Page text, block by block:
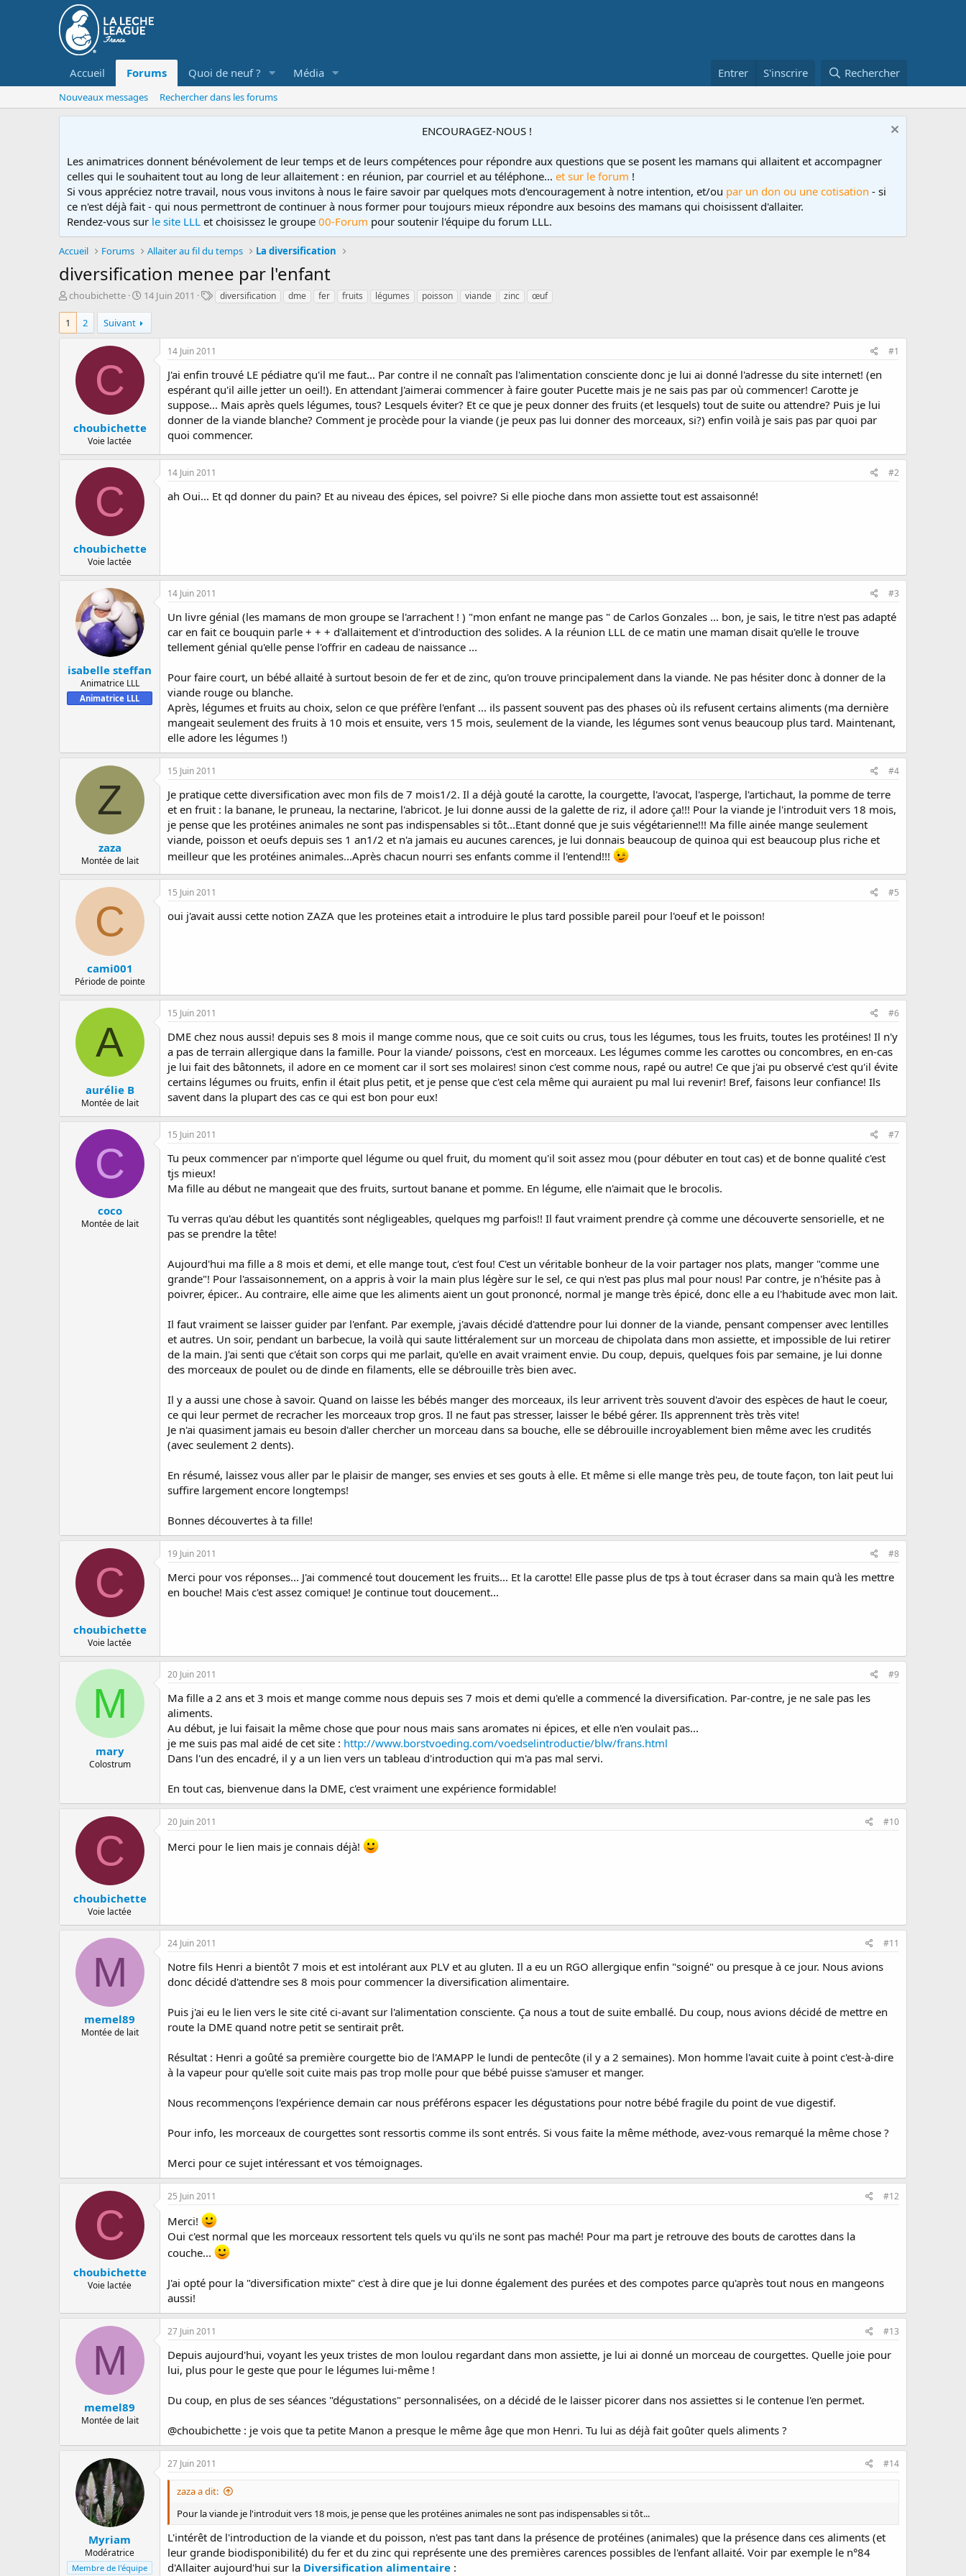
Accueil Forums Quoi de neuf ? Média Entrer S'inscrire Rechercher
Nouveaux messages Rechercher dans les forums
ENCOURAGEZ-NOUS !
Les animatrices donnent bénévolement de leur temps et de leurs compétences pour répondre aux questions que se posent les mamans qui allaitent et accompagner
celles qui le souhaitent tout au long de leur allaitement : en réunion, par courriel et au téléphone... et sur le forum !
Si vous appréciez notre travail, nous vous invitons à nous le faire savoir par quelques mots d'encouragement à notre intention, et/ou par un don ou une cotisation - si
ce n'est déjà fait - qui nous permettront de continuer à nous former pour toujours mieux répondre aux besoins des mamans qui choisissent d'allaiter.
Rendez-vous sur le site LLL et choisissez le groupe 00-Forum pour soutenir l'équipe du forum LLL.
Accueil Forums Allaiter au fil du temps La diversification
diversification menee par l'enfant
D
m
a
choubichette
D
e
d
é
t
14 Juin 2011
Tdiversification dme fer fruits légumes poisson viande zinc œuf
1 2 Suivant
C
choubichette
Voie lactée
14 Juin 2011 #1
J'ai enfin trouvé LE pédiatre qu'il me faut... Par contre il ne connaît pas l'alimentation consciente donc je lui ai donné l'adresse du site internet! (en
espérant qu'il aille jetter un oeil!). En attendant J'aimerai commencer à faire gouter Pucette mais je ne sais pas par où commencer! Carotte je
suppose... Mais après quels légumes, tous? Lesquels éviter? Et ce que je peux donner des fruits (et lesquels) tout de suite ou attendre? Puis je lui
donner de la viande blanche? Comment je procède pour la viande (je peux pas lui donner des morceaux, si?) enfin voilà je sais pas par quoi par
quoi commencer.
C
choubichette
Voie lactée
14 Juin 2011 #2
ah Oui... Et qd donner du pain? Et au niveau des épices, sel poivre? Si elle pioche dans mon assiette tout est assaisonné!
isabelle steffan
Animatrice LLL
Animatrice LLL
14 Juin 2011 #3
Un livre génial (les mamans de mon groupe se l'arrachent ! ) "mon enfant ne mange pas " de Carlos Gonzales ... bon, je sais, le titre n'est pas adapté
car en fait ce bouquin parle + + + d'allaitement et d'introduction des solides. A la réunion LLL de ce matin une maman disait qu'elle le trouve
tellement génial qu'elle pense l'offrir en cadeau de naissance ...
Pour faire court, un bébé allaité à surtout besoin de fer et de zinc, qu'on trouve principalement dans la viande. Ne pas hésiter donc à donner de la
viande rouge ou blanche.
Après, légumes et fruits au choix, selon ce que préfère l'enfant ... ils passent souvent pas des phases où ils refusent certains aliments (ma dernière
mangeait seulement des fruits à 10 mois et ensuite, vers 15 mois, seulement de la viande, les légumes sont venus beaucoup plus tard. Maintenant,
elle adore les légumes !)
Z
zaza
Montée de lait
15 Juin 2011 #4
Je pratique cette diversification avec mon fils de 7 mois1/2. Il a déjà gouté la carotte, la courgette, l'avocat, l'asperge, l'artichaut, la pomme de terre
et en fruit : la banane, le pruneau, la nectarine, l'abricot. Je lui donne aussi de la galette de riz, il adore ça!!! Pour la viande je l'introduit vers 18 mois,
je pense que les protéines animales ne sont pas indispensables si tôt...Etant donné que je suis végétarienne!!! Ma fille ainée mange seulement
viande, poisson et oeufs depuis ses 1 an1/2 et n'a jamais eu aucunes carences, je lui donnais beaucoup de quinoa qui est beaucoup plus riche et
meilleur que les protéines animales...Après chacun nourri ses enfants comme il l'entend!!!
C
cami001
Période de pointe
15 Juin 2011 #5
oui j'avait aussi cette notion ZAZA que les proteines etait a introduire le plus tard possible pareil pour l'oeuf et le poisson!
A
aurélie B
Montée de lait
15 Juin 2011 #6
DME chez nous aussi! depuis ses 8 mois il mange comme nous, que ce soit cuits ou crus, tous les légumes, tous les fruits, toutes les protéines! Il n'y
a pas de terrain allergique dans la famille. Pour la viande/ poissons, c'est en morceaux. Les légumes comme les carottes ou concombres, en en-cas
je lui fait des bâtonnets, il adore en ce moment car il sort ses molaires! sinon c'est comme nous, rapé ou autre! Ce que j'ai pu observé c'est qu'il évite
certains légumes ou fruits, enfin il était plus petit, et je pense que c'est cela même qui auraient pu mal lui revenir! Bref, faisons leur confiance! Ils
savent dans la plupart des cas ce qui est bon pour eux!
C
coco
Montée de lait
15 Juin 2011 #7
Tu peux commencer par n'importe quel légume ou quel fruit, du moment qu'il soit assez mou (pour débuter en tout cas) et de bonne qualité c'est
tjs mieux!
Ma fille au début ne mangeait que des fruits, surtout banane et pomme. En légume, elle n'aimait que le brocolis.
Tu verras qu'au début les quantités sont négligeables, quelques mg parfois!! Il faut vraiment prendre çà comme une découverte sensorielle, et ne
pas se prendre la tête!
Aujourd'hui ma fille a 8 mois et demi, et elle mange tout, c'est fou! C'est un véritable bonheur de la voir partager nos plats, manger "comme une
grande"! Pour l'assaisonnement, on a appris à voir la main plus légère sur le sel, ce qui n'est pas plus mal pour nous! Par contre, je n'hésite pas à
poivrer, épicer.. Au contraire, elle aime que les aliments aient un gout prononcé, normal je mange très épicé, donc elle a eu l'habitude avec mon lait.
Il faut vraiment se laisser guider par l'enfant. Par exemple, j'avais décidé d'attendre pour lui donner de la viande, pensant compenser avec lentilles
et autres. Un soir, pendant un barbecue, la voilà qui saute littéralement sur un morceau de chipolata dans mon assiette, et impossible de lui retirer
de la main. J'ai senti que c'était son corps qui me parlait, qu'elle en avait vraiment envie. Du coup, depuis, quelques fois par semaine, je lui donne
des morceaux de poulet ou de dinde en filaments, elle se débrouille très bien avec.
Il y a aussi une chose à savoir. Quand on laisse les bébés manger des morceaux, ils leur arrivent très souvent d'avoir des espèces de haut le coeur,
ce qui leur permet de recracher les morceaux trop gros. Il ne faut pas stresser, laisser le bébé gérer. Ils apprennent très très vite!
Je n'ai quasiment jamais eu besoin d'aller chercher un morceau dans sa bouche, elle se débrouille incroyablement bien même avec les crudités
(avec seulement 2 dents).
En résumé, laissez vous aller par le plaisir de manger, ses envies et ses gouts à elle. Et même si elle mange très peu, de toute façon, ton lait peut lui
suffire largement encore longtemps!
Bonnes découvertes à ta fille!
C
choubichette
Voie lactée
19 Juin 2011 #8
Merci pour vos réponses... J'ai commencé tout doucement les fruits... Et la carotte! Elle passe plus de tps à tout écraser dans sa main qu'à les mettre
en bouche! Mais c'est assez comique! Je continue tout doucement...
M
mary
Colostrum
20 Juin 2011 #9
Ma fille a 2 ans et 3 mois et mange comme nous depuis ses 7 mois et demi qu'elle a commencé la diversification. Par-contre, je ne sale pas les
aliments.
Au début, je lui faisait la même chose que pour nous mais sans aromates ni épices, et elle n'en voulait pas...
je me suis pas mal aidé de cet site : http://www.borstvoeding.com/voedselintroductie/blw/frans.html
Dans l'un des encadré, il y a un lien vers un tableau d'introduction qui m'a pas mal servi.
En tout cas, bienvenue dans la DME, c'est vraiment une expérience formidable!
C
choubichette
Voie lactée
20 Juin 2011 #10
Merci pour le lien mais je connais déjà!
M
memel89
Montée de lait
24 Juin 2011 #11
Notre fils Henri a bientôt 7 mois et est intolérant aux PLV et au gluten. Il a eu un RGO allergique enfin "soigné" ou presque à ce jour. Nous avions
donc décidé d'attendre ses 8 mois pour commencer la diversification alimentaire.
Puis j'ai eu le lien vers le site cité ci-avant sur l'alimentation consciente. Ça nous a tout de suite emballé. Du coup, nous avions décidé de mettre en
route la DME quand notre petit se sentirait prêt.
Résultat : Henri a goûté sa première courgette bio de l'AMAPP le lundi de pentecôte (il y a 2 semaines). Mon homme l'avait cuite à point c'est-à-dire
à la vapeur pour qu'elle soit cuite mais pas trop molle pour que bébé puisse s'amuser et manger.
Nous recommençons l'expérience demain car nous préférons espacer les dégustations pour notre bébé fragile du point de vue digestif.
Pour info, les morceaux de courgettes sont ressortis comme ils sont entrés. Si vous faite la même méthode, avez-vous remarqué la même chose ?
Merci pour ce sujet intéressant et vos témoignages.
C
choubichette
Voie lactée
25 Juin 2011 #12
Merci!
Oui c'est normal que les morceaux ressortent tels quels vu qu'ils ne sont pas maché! Pour ma part je retrouve des bouts de carottes dans la
couche...
J'ai opté pour la "diversification mixte" c'est à dire que je lui donne également des purées et des compotes parce qu'après tout nous en mangeons
aussi!
M
memel89
Montée de lait
27 Juin 2011 #13
Depuis aujourd'hui, voyant les yeux tristes de mon loulou regardant dans mon assiette, je lui ai donné un morceau de courgettes. Quelle joie pour
lui, plus pour le geste que pour le légumes lui-même !
Du coup, en plus de ses séances "dégustations" personnalisées, on a décidé de le laisser picorer dans nos assiettes si le contenue l'en permet.
@choubichette : je vois que ta petite Manon a presque le même âge que mon Henri. Tu lui as déjà fait goûter quels aliments ?
Myriam
Modératrice
Membre de l'équipe
27 Juin 2011 #14
zaza a dit:
Pour la viande je l'introduit vers 18 mois, je pense que les protéines animales ne sont pas indispensables si tôt...
L'intérêt de l'introduction de la viande et du poisson, n'est pas tant dans la présence de protéines (animales) que la présence dans ces aliments (et
leur grande biodisponibilité) du fer et du zinc qui représente une des premières carences possibles de l'enfant allaité. Voir par exemple le n°84
d'Allaiter aujourd'hui sur la Diversification alimentaire :